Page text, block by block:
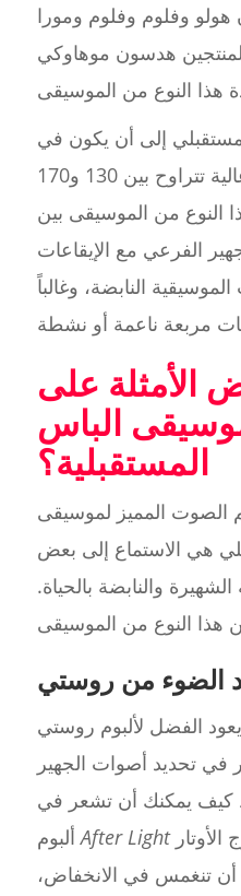
وفلوم وفلوم ومورا
هدسون موهاوكي
إلى أن يكون في
توقيت 4/4، مع نبضات عالية تتراوح بين 130 و170
النوع من الموسيقى بين
الفرعي مع الإيقاعات
النابضة، وغالباً
الأمثلة على
الباس
المستقبلية؟
الصوت المميز لموسيقى
هي الاستماع إلى بعض
والنابضة بالحياة.
الضوء من روستي
حد كبير في تحديد أصوات الجهير
كيف يمكنك أن تشعر في
ألبومAfter Lightبالعاطفة المخبوزة في تدرج الأوتار
أن تنغمس في الانخفاض،